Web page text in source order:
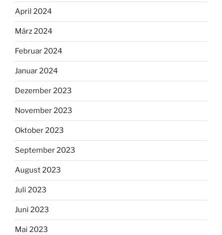
April 2024
März 2024
Februar 2024
Januar 2024
Dezember 2023
November 2023
Oktober 2023
September 2023
August 2023
Juli 2023
Juni 2023
Mai 2023